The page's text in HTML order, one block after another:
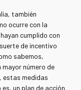
también
ocurre con la
cumplido con
de incentivo
sabemos,
número de
estas medidas
un plan de acción